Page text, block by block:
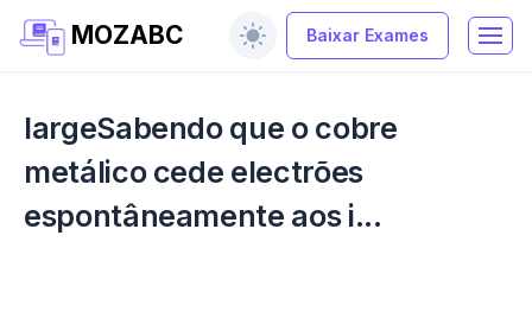
MOZABC Baixar Exames
largeSabendo que o cobre
metálico cede electrões
espontâneamente aos i...